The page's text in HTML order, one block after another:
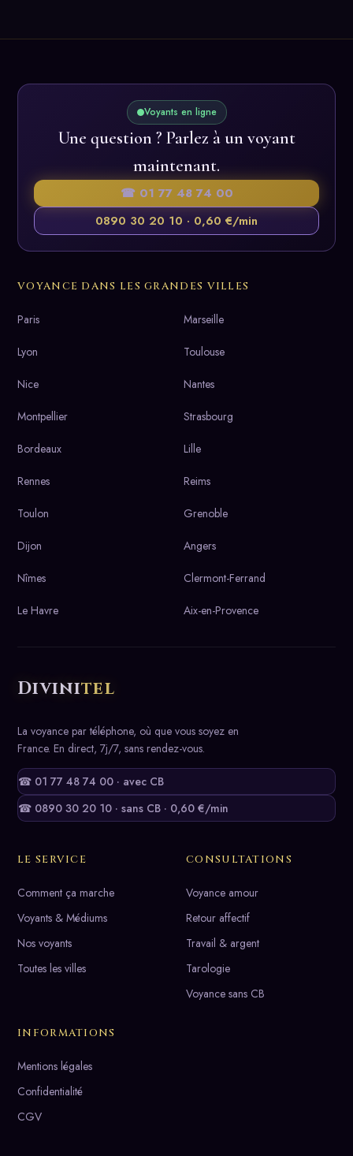
Voyants en ligne
Une question ? Parlez à un voyant
maintenant.
☎ 01 77 48 74 00
0890 30 20 10 · 0,60 €/min
VOYANCE DANS LES GRANDES VILLES
Paris Marseille
Lyon Toulouse
Nice Nantes
Montpellier Strasbourg
Bordeaux Lille
Rennes Reims
Toulon Grenoble
Dijon Angers
Nîmes Clermont-Ferrand
Le Havre Aix-en-Provence
Divinitel
La voyance par téléphone, où que vous soyez en
France. En direct, 7j/7, sans rendez-vous.
☎ 01 77 48 74 00 · avec CB
☎ 0890 30 20 10 · sans CB · 0,60 €/min
LE SERVICE
Comment ça marche
Voyants & Médiums
Nos voyants
Toutes les villes
CONSULTATIONS
Voyance amour
Retour affectif
Travail & argent
Tarologie
Voyance sans CB
INFORMATIONS
Mentions légales
Confidentialité
CGV